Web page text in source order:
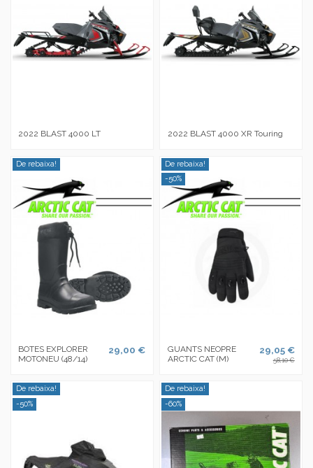
2022 BLAST 4000 LT 2022 BLAST 4000 XR Touring
De rebaixa!
BOTES EXPLORER
MOTONEU (48/14)
29,00 €
De rebaixa!
-50%
GUANTS NEOPRE
ARCTIC CAT (M)
29,05 €
58,10 €
De rebaixa!
-50%
De rebaixa!
-60%